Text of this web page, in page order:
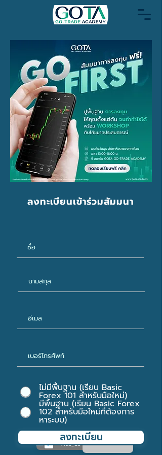
ลงทะเบียนเข้าร่วมสัมมนา
ไม่มีพื้นฐาน (เรียน Basic
Forex 101 สำหรับมือใหม่)
มีพื้นฐาน (เรียน Basic Forex
102 สำหรับมือใหม่ที่ต้องการ
หาระบบ)
Ads_Go-First Choose a time
ลงทะเบียน